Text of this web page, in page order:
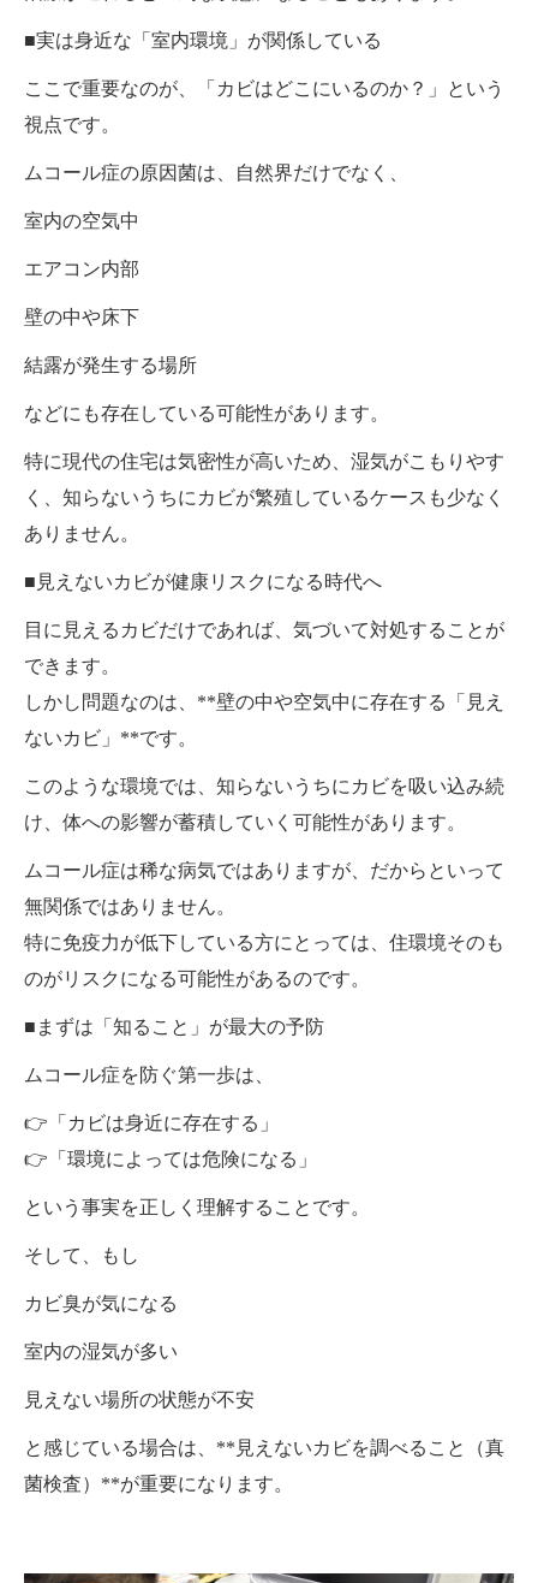
■実は身近な「室内環境」が関係している
ここで重要なのが、「カビはどこにいるのか？」という
視点です。
ムコール症の原因菌は、自然界だけでなく、
室内の空気中
エアコン内部
壁の中や床下
結露が発生する場所
などにも存在している可能性があります。
特に現代の住宅は気密性が高いため、湿気がこもりやす
く、知らないうちにカビが繁殖しているケースも少なく
ありません。
■見えないカビが健康リスクになる時代へ
目に見えるカビだけであれば、気づいて対処することが
できます。
しかし問題なのは、**壁の中や空気中に存在する「見え
ないカビ」**です。
このような環境では、知らないうちにカビを吸い込み続
け、体への影響が蓄積していく可能性があります。
ムコール症は稀な病気ではありますが、だからといって
無関係ではありません。
特に免疫力が低下している方にとっては、住環境そのも
のがリスクになる可能性があるのです。
■まずは「知ること」が最大の予防
ムコール症を防ぐ第一歩は、
👉「カビは身近に存在する」
👉「環境によっては危険になる」
という事実を正しく理解することです。
そして、もし
カビ臭が気になる
室内の湿気が多い
見えない場所の状態が不安
と感じている場合は、**見えないカビを調べること（真
菌検査）**が重要になります。